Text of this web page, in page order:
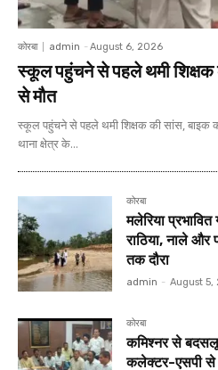
कोरबा admin - August 6, 2026
स्कूल पहुंचने से पहले थमी
से मौत
स्कूल पहुंचने से पहले थमी शिक्षक की सांस, बाइक
थाना क्षेत्र के...
कोरबा
मलेरिया
राठिया, नाले और
तक दौरा
admin - August 5,
कोरबा
कमिश्नर से
कलेक्टर-एसपी से